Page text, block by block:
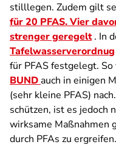
stilllegen. Zudem gilt
für 20 PFAS. Vier
strenger geregelt . In
Tafelwasserverordnug
für PFAS festgelegt. So
BUNDauch in einigen
(sehr kleine PFAS)
schützen, ist es jedoch
wirksame Maßnahmen
durch PFAs zu ergreifen.